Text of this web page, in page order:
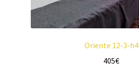
Oriente 12-3-h4
405€